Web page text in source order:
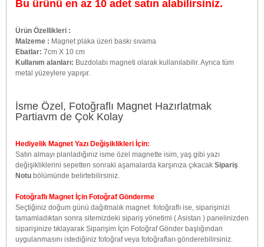
Bu ürünü en az 10 adet satın alabilirsiniz.
Ürün Özellikleri :
Malzeme : Magnet plaka üzeri baskı sıvama
Ebatlar: 7cm X 10 cm
Kullanım alanları: Buzdolabı magneti olarak kullanılabilir. Ayrıca tüm
metal yüzeylere yapışır.
İsme Özel, Fotoğraflı Magnet Hazırlatmak
Partiavm de Çok Kolay
Hediyelik Magnet Yazı Değişiklikleri İçin:
Satın almayı planladığınız isme özel magnette isim, yaş gibi yazı
değişikliklerini sepetten sonraki aşamalarda karşınıza çıkacak Sipariş
Notu bölümünde belirtebilirsiniz.
Fotoğraflı Magnet İçin Fotoğraf Gönderme
Seçtiğiniz doğum günü dağıtmalık magnet fotoğraflı ise, siparişinizi
tamamladıktan sonra sitemizdeki sipariş yönetimi ( Asistan ) panelinizden
siparişinize tıklayarak Siparişim İçin Fotoğraf Gönder başlığından
uygulanmasını istediğiniz fotoğraf veya fotoğrafları gönderebilirsiniz.